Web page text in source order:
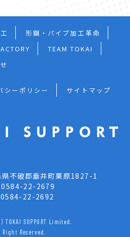
形鋼・パイプ加工革命
TEAM TOKAI
シーポリシー サイトマップ
不破郡垂井町栗原1827-1
22-2679
0584-22-2692
TOKAI SUPPORT Limited.
Right Reserved.